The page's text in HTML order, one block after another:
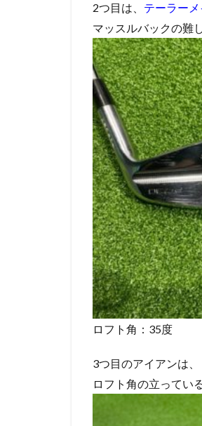
2つ目は、 テーラー
マッスルバックの難
ロフト角：35度
3つ目のアイアンは、
ロフト角の立ってい